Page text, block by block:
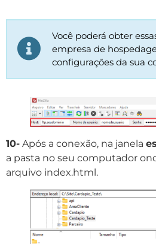
Você poderá obter
empresa de
configurações da sua
10- Após a conexão, na janela
a pasta no seu computador
arquivo index.html.